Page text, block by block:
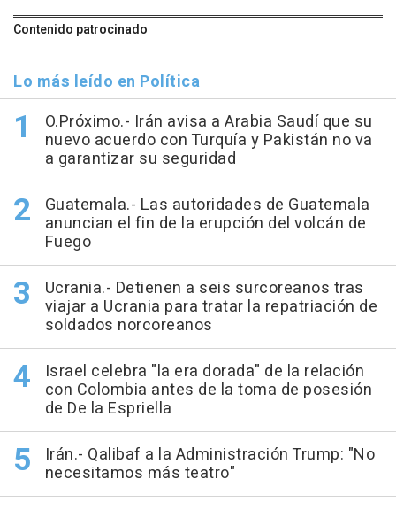
Contenido patrocinado
Lo más leído en Política
O.Próximo.- Irán avisa a Arabia Saudí que su
nuevo acuerdo con Turquía y Pakistán no va
a garantizar su seguridad
Guatemala.- Las autoridades de Guatemala
anuncian el fin de la erupción del volcán de
Fuego
Ucrania.- Detienen a seis surcoreanos tras
viajar a Ucrania para tratar la repatriación de
soldados norcoreanos
Israel celebra "la era dorada" de la relación
con Colombia antes de la toma de posesión
de De la Espriella
Irán.- Qalibaf a la Administración Trump: "No
necesitamos más teatro"